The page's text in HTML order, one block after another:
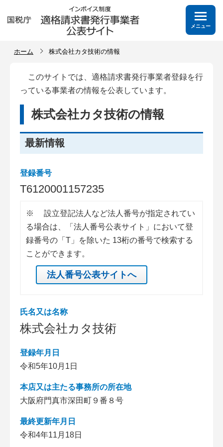
メニュー
ホーム 株式会社カタ技術の情報
このサイトでは、適格請求書発行事業者登録を行
っている事業者の情報を公表しています。
株式会社カタ技術の情報
最新情報
登録番号
T6120001157235
※
設立登記法人など法人番号が指定されてい
る場合は、「法人番号公表サイト」において登
録番号の「T」を除いた 13桁の番号で検索する
ことができます。
法人番号公表サイトへ
氏名又は名称
株式会社カタ技術
登録年月日
令和5年10月1日
本店又は主たる事務所の所在地
大阪府門真市深田町９番８号
最終更新年月日
令和4年11月18日